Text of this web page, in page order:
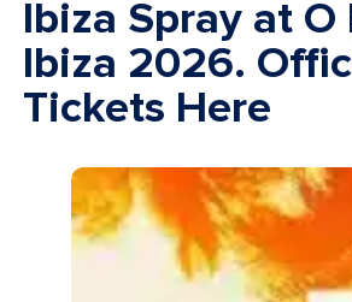
Ibiza Spray at O
Ibiza 2026.
Tickets Here